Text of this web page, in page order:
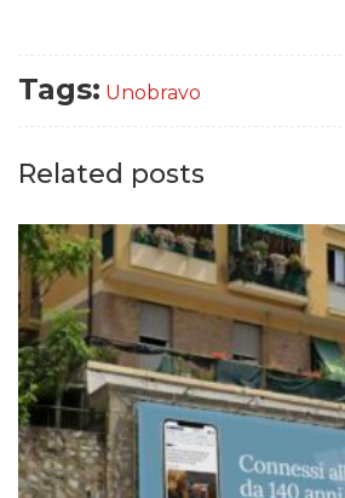
Tags: Unobravo
Related posts